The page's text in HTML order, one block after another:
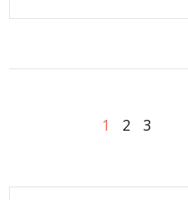
Seite
1 Seite
2 Seite
3